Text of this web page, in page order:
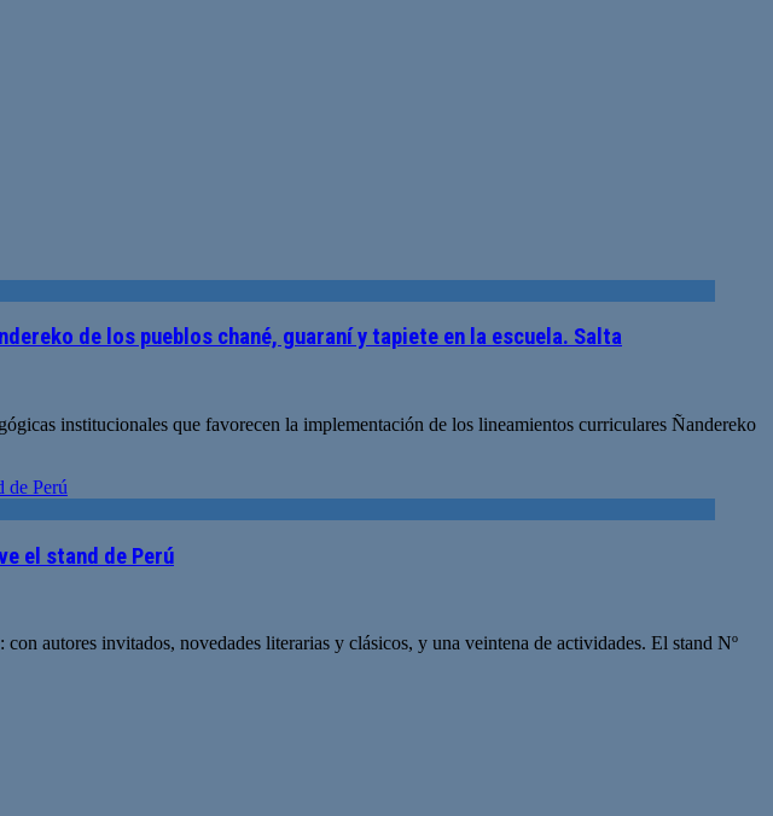
de los pueblos chané, guaraní y tapiete en la escuela. Salta
institucionales que favorecen la implementación de los lineamientos curriculares Ñandereko
el stand de Perú
autores invitados, novedades literarias y clásicos, y una veintena de actividades. El stand Nº